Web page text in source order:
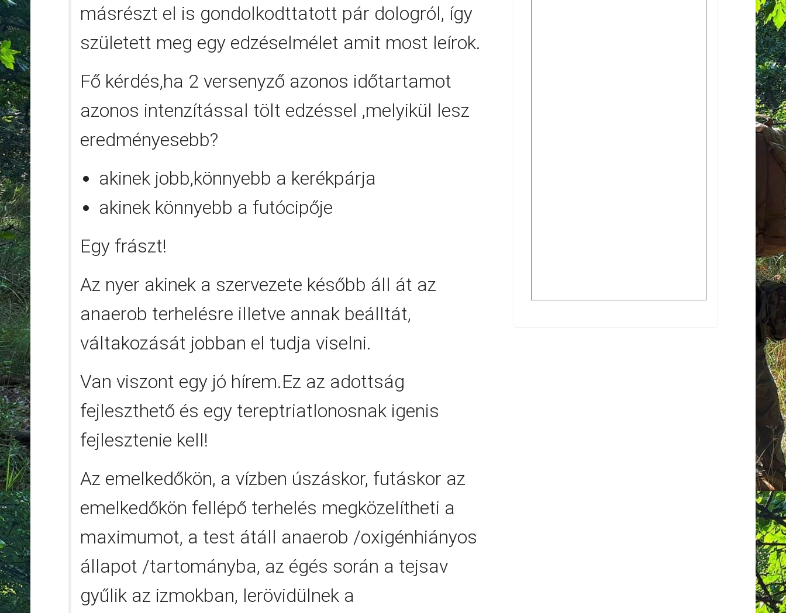
másrészt el is gondolkodttatott pár dologról, így
született meg egy edzéselmélet amit most leírok.
Fő kérdés,ha 2 versenyző azonos időtartamot
azonos intenzítással tölt edzéssel ,melyikül lesz
eredményesebb?
akinek jobb,könnyebb a kerékpárja
akinek könnyebb a futócipője
Egy frászt!
Az nyer akinek a szervezete később áll át az
anaerob terhelésre illetve annak beálltát,
váltakozását jobban el tudja viselni.
Van viszont egy jó hírem.Ez az adottság
fejleszthető és egy tereptriatlonosnak igenis
fejlesztenie kell!
Az emelkedőkön, a vízben úszáskor, futáskor az
emelkedőkön fellépő terhelés megközelítheti a
maximumot, a test átáll anaerob /oxigénhiányos
állapot /tartományba, az égés során a tejsav
gyűlik az izmokban, lerövidülnek a